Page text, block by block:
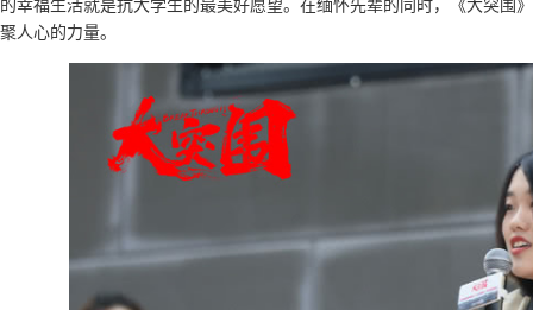
的幸福生活就是抗大学生的最美好愿望。在缅怀先辈的同时，《大突围
聚人心的力量。